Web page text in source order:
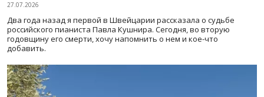
27.07.2026
Два года назад я первой в Швейцарии рассказала о судьбе
российского пианиста Павла Кушнира. Сегодня, во вторую
годовщину его смерти, хочу напомнить о нем и кое-что
добавить.